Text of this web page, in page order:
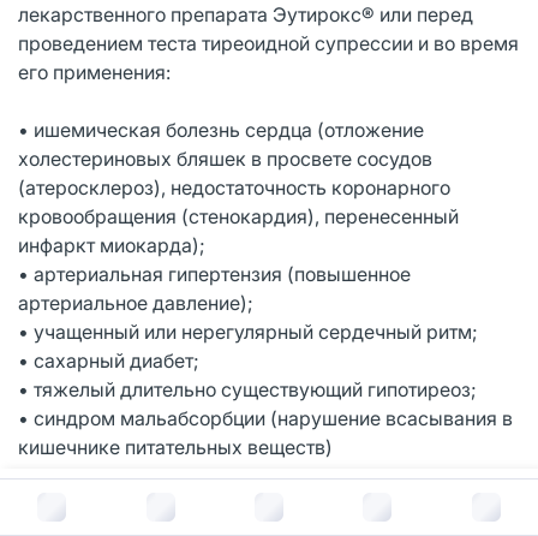
лекарственного препарата Эутирокс® или перед
проведением теста тиреоидной супрессии и во время
его применения:
• ишемическая болезнь сердца (отложение
холестериновых бляшек в просвете сосудов
(атеросклероз), недостаточность коронарного
кровообращения (стенокардия), перенесенный
инфаркт миокарда);
• артериальная гипертензия (повышенное
артериальное давление);
• учащенный или нерегулярный сердечный ритм;
• сахарный диабет;
• тяжелый длительно существующий гипотиреоз;
• синдром мальабсорбции (нарушение всасывания в
кишечнике питательных веществ)
• нарушение функции гипофиза или надпочечников.